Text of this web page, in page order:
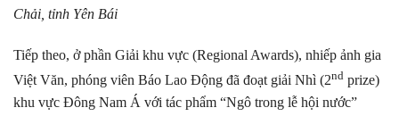
Chải, tỉnh Yên Bái
Tiếp theo, ở phần Giải khu vực (Regional Awards), nhiếp ảnh gia
Việt Văn, phóng viên Báo Lao Động đã đoạt giải Nhì (2nd prize)
khu vực Đông Nam Á với tác phẩm “Ngô trong lễ hội nước”